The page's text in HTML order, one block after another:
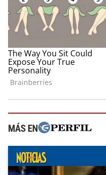
MÁS EN